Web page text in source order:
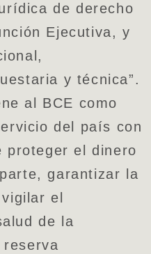
de derecho
Ejecutiva, y
y técnica”.
al BCE como
del país con
proteger el dinero
garantizar la
el
de la